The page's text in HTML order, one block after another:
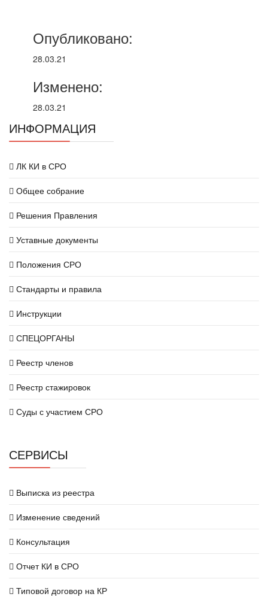
Опубликовано:
28.03.21
Изменено:
28.03.21
ИНФОРМАЦИЯ
ЛК КИ в СРО
Общее собрание
Решения Правления
Уставные документы
Положения СРО
Стандарты и правила
Инструкции
СПЕЦОРГАНЫ
Реестр членов
Реестр стажировок
Суды с участием СРО
СЕРВИСЫ
Выписка из реестра
Изменение сведений
Консультация
Отчет КИ в СРО
Типовой договор на КР